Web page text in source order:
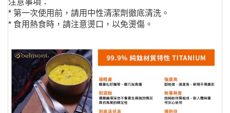
注意事項：
* 第一次使用前，請用中性清潔劑徹底清洗。
* 食用熱食時，請注意燙口，以免燙傷。